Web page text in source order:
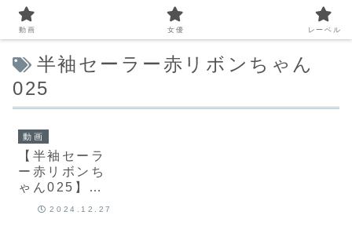
半袖セーラー赤リボンちゃん
025
動画
【半袖セーラ
ー赤リボンち
ゃん025】学
校帰りの制服
2024.12.27
動画 女優 レーベル